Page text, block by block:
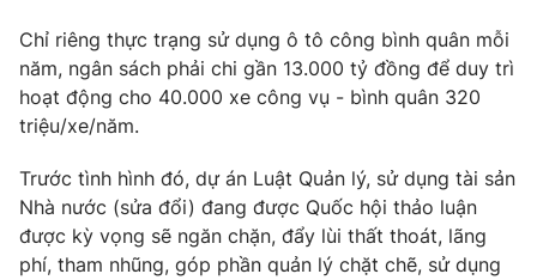
Thị trường
Tư vấn
Lịch phát sóng
Chuyên mục khác
Photo Infographic
Chỉ riêng thực trạng sử dụng ô tô công bình quân mỗi
năm, ngân sách phải chi gần 13.000 tỷ đồng để duy trì
hoạt động cho 40.000 xe công vụ - bình quân 320
triệu/xe/năm.
Trước tình hình đó, dự án Luật Quản lý, sử dụng tài sản
Nhà nước (sửa đổi) đang được Quốc hội thảo luận
được kỳ vọng sẽ ngăn chặn, đẩy lùi thất thoát, lãng
phí, tham nhũng, góp phần quản lý chặt chẽ, sử dụng